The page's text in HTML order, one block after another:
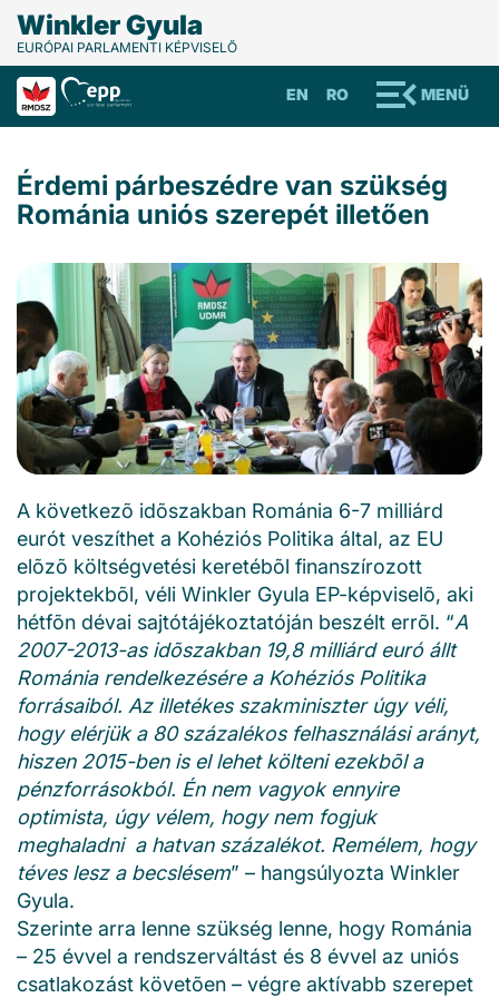
Winkler Gyula
EURÓPAI PARLAMENTI KÉPVISELŐ
MENÜ
RO
EN
Érdemi párbeszédre van szükség
Románia uniós szerepét illetően
A következõ idõszakban Románia 6-7 milliárd
eurót veszíthet a Kohéziós Politika által, az EU
elõzõ költségvetési keretébõl finanszírozott
projektekbõl, véli Winkler Gyula EP-képviselõ, aki
hétfõn dévai sajtótájékoztatóján beszélt errõl. “A
2007-2013-as idõszakban 19,8 milliárd euró állt
Románia rendelkezésére a Kohéziós Politika
forrásaiból. Az illetékes szakminiszter úgy véli,
hogy elérjük a 80 százalékos felhasználási arányt,
hiszen 2015-ben is el lehet költeni ezekbõl a
pénzforrásokból. Én nem vagyok ennyire
optimista, úgy vélem, hogy nem fogjuk
meghaladni a hatvan százalékot. Remélem, hogy
téves lesz a becslésem” – hangsúlyozta Winkler
Gyula.
Szerinte arra lenne szükség lenne, hogy Románia
– 25 évvel a rendszerváltást és 8 évvel az uniós
csatlakozást követõen – végre aktívabb szerepet